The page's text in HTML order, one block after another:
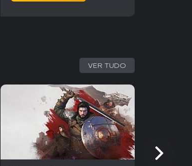
VER TUDO